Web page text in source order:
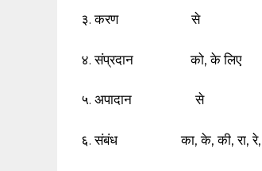
३. करण से
४. संप्रदान को, के लिए
५. अपादान से
६. संबंध का, के, की, रा, रे,